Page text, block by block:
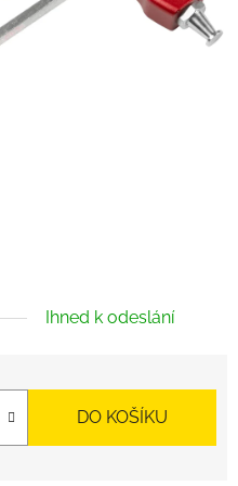
Ihned k odeslání
DO KOŠÍKU